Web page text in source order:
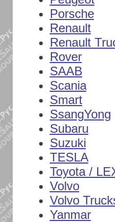
Porsche
Renault
Renault
Rover
SAAB
Scania
Smart
SsangYong
Subaru
Suzuki
TESLA
Toyota /
Volvo
Volvo
Yanmar